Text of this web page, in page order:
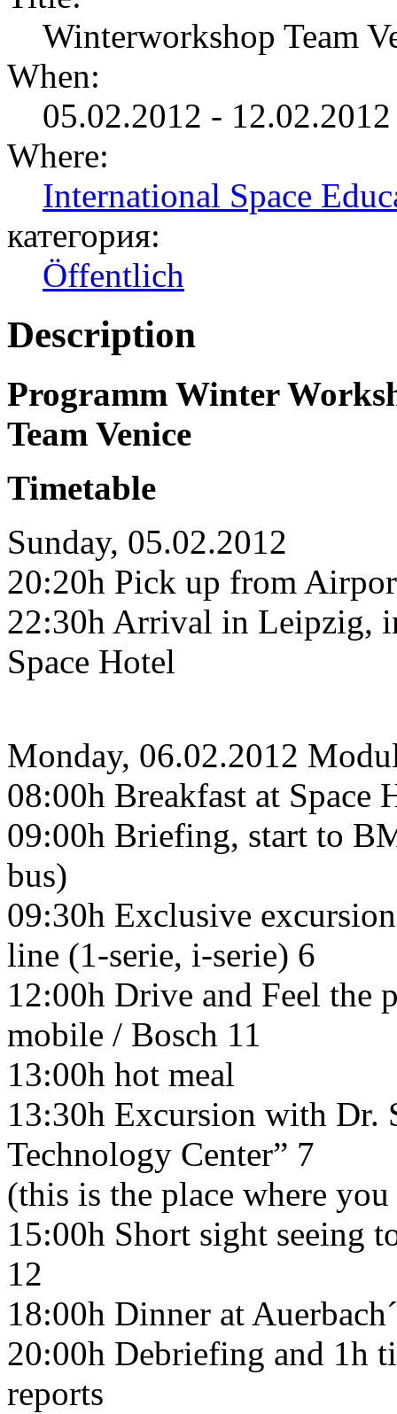
Winterworkshop Team
When:
05.02.2012 - 12.02.2012
Where:
International Space
категория:
Öffentlich
Description
Programm Winter
Team Venice
Timetable
Sunday, 05.02.2012
20:20h Pick up from
22:30h Arrival in Leipzig,
Space Hotel
Monday, 06.02.2012
08:00h Breakfast at Space
09:00h Briefing, start to
bus)
09:30h Exclusive
line (1-serie, i-serie) 6
12:00h Drive and Feel the
mobile / Bosch 11
13:00h hot meal
13:30h Excursion with Dr.
Technology Center” 7
(this is the place where
15:00h Short sight seeing
12
18:00h Dinner at
20:00h Debriefing and 1h
reports